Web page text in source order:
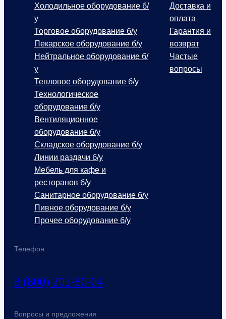
Телефон
8 (800) 201-80-04
Вопросы и предложения
Холодильное оборудование б/
у
Торговое оборудование б/у
Пекарское оборудование б/у
Нейтральное оборудование б/
у
Тепловое оборудование б/у
Технологическое
оборудование б/у
Вентиляционное
оборудование б/у
Складское оборудование б/у
Линии раздачи б/у
Мебель для кафе и
ресторанов б/у
Санитарное оборудование б/у
Пивное оборудование б/у
Прочее оборудование б/у
Доставка и
оплата
Гарантия и
возврат
Частые
вопросы